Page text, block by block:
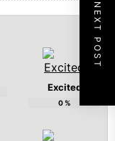
Excited
0%
NEXT POST